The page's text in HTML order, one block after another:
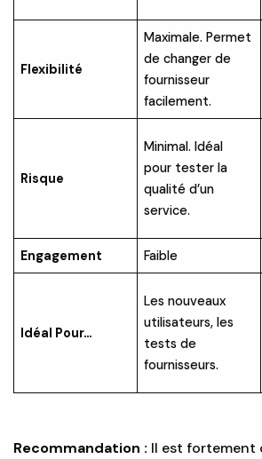
Flexibilité
Maximale. Permet
de changer de
fournisseur
facilement.
Risque
Minimal. Idéal
pour tester la
qualité d’un
service.
Engagement Faible
Idéal Pour…
Les nouveaux
utilisateurs, les
tests de
fournisseurs.
Recommandation : Il est fortement